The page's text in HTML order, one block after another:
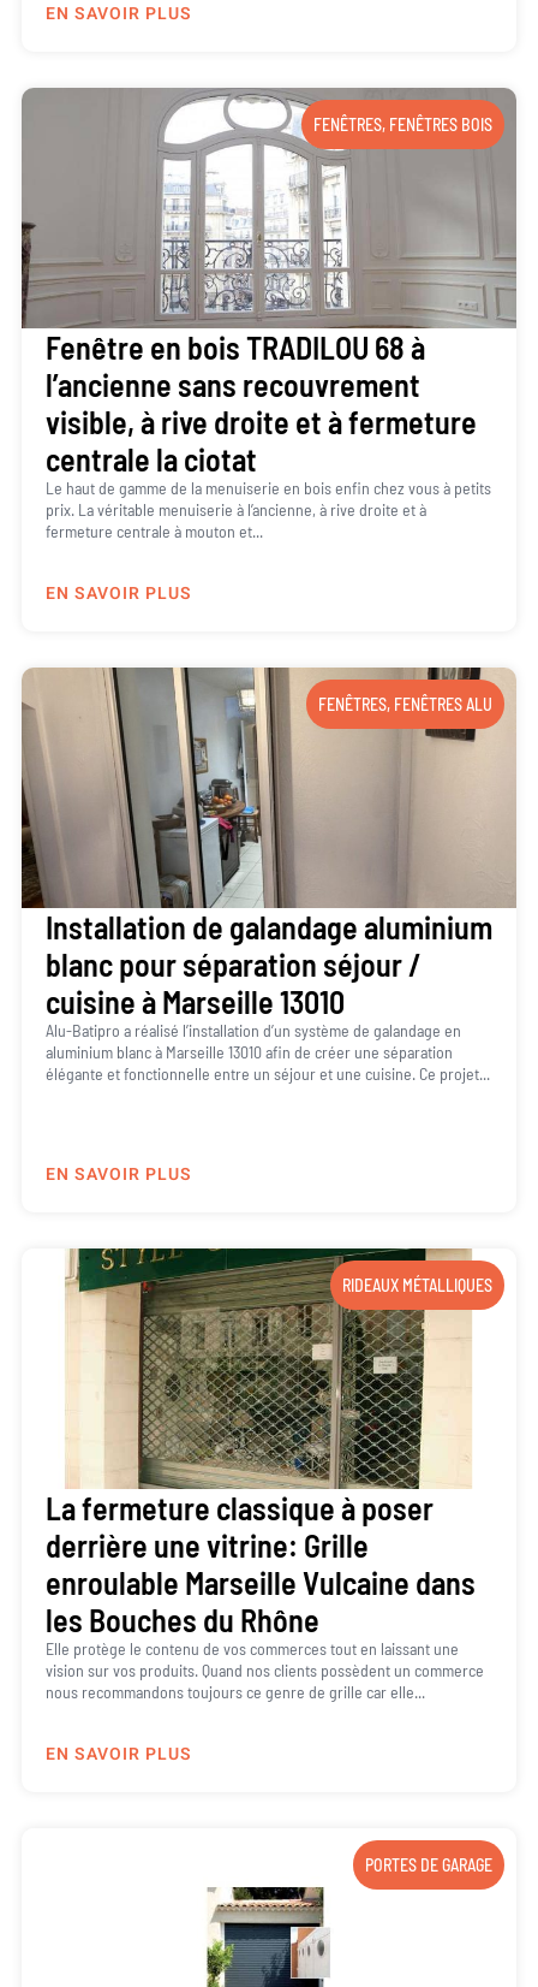
EN SAVOIR PLUS
FENÊTRES, FENÊTRES BOIS
Fenêtre en bois TRADILOU 68 à
l’ancienne sans recouvrement
visible, à rive droite et à fermeture
centrale la ciotat
Le haut de gamme de la menuiserie en bois enfin chez vous à petits
prix. La véritable menuiserie à l’ancienne, à rive droite et à
fermeture centrale à mouton et...
EN SAVOIR PLUS
FENÊTRES, FENÊTRES ALU
Installation de galandage aluminium
blanc pour séparation séjour /
cuisine à Marseille 13010
Alu-Batipro a réalisé l’installation d’un système de galandage en
aluminium blanc à Marseille 13010 afin de créer une séparation
élégante et fonctionnelle entre un séjour et une cuisine. Ce projet...
EN SAVOIR PLUS
RIDEAUX MÉTALLIQUES
La fermeture classique à poser
derrière une vitrine: Grille
enroulable Marseille Vulcaine dans
les Bouches du Rhône
Elle protège le contenu de vos commerces tout en laissant une
vision sur vos produits. Quand nos clients possèdent un commerce
nous recommandons toujours ce genre de grille car elle...
EN SAVOIR PLUS
PORTES DE GARAGE